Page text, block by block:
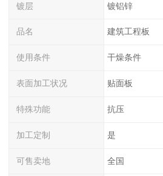
镀层 镀铝锌
品名 建筑工程板
使用条件 干燥条件
表面加工状况 贴面板
特殊功能 抗压
加工定制 是
可售卖地 全国